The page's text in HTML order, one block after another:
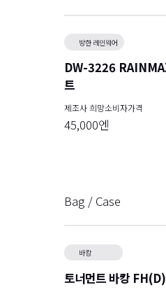
방한 레인웨어
DW-3226
트
제조사 희망소비자가격
45,000엔
Bag / Case
바캉
토너먼트 바캉 FH(D)